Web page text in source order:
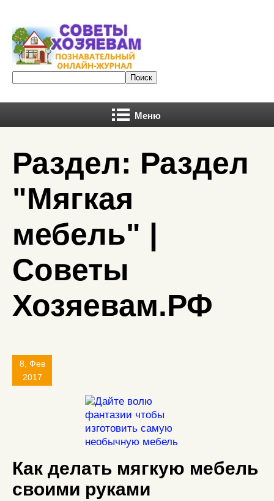
Меню
Раздел: Раздел
"Мягкая
мебель" |
Советы
Хозяевам.РФ
8, Фев
2017
Как делать мягкую мебель
своими руками